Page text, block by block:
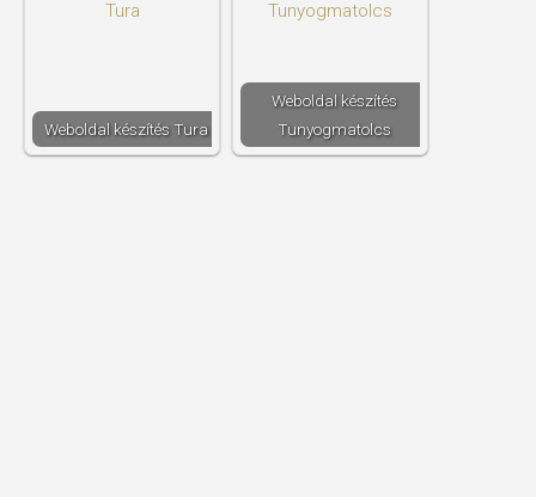
Weboldal készítés​ Tura
Weboldal készítés​
Tunyogmatolcs